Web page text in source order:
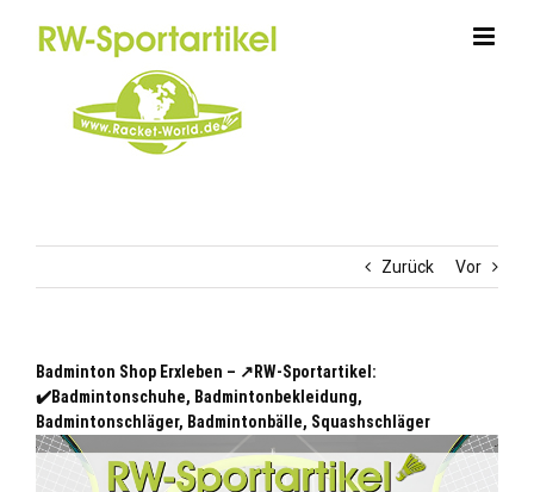
Zurück Vor
Badminton Shop Erxleben – ↗️RW-Sportartikel:
✔️Badmintonschuhe, Badmintonbekleidung,
Badmintonschläger, Badmintonbälle, Squashschläger